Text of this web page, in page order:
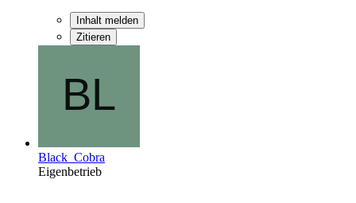
Inhalt melden
Zitieren
Black_Cobra
Eigenbetrieb